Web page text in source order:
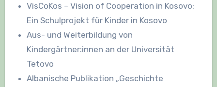
VisCoKos – Vision of Cooperation in Kosovo:
Ein Schulprojekt für Kinder in Kosovo
Aus- und Weiterbildung von
Kindergärtner:innen an der Universität
Tetovo
Albanische Publikation „Geschichte